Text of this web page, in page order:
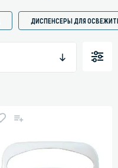
ДИСПЕНСЕРЫ ДЛЯ